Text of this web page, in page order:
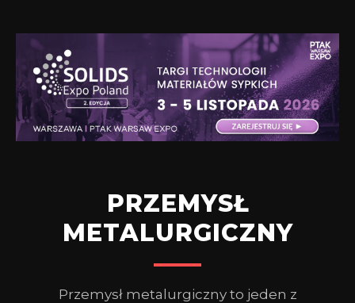
PRZEMYSŁ
METALURGICZNY
Przemysł metalurgiczny to jeden z